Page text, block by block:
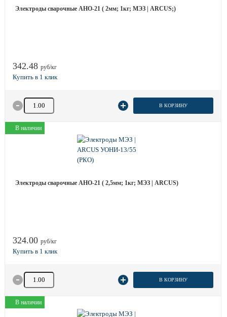
Электроды сварочные АНО-21 ( 2мм; 1кг; МЭЗ | ARCUS;)
342.48 руб/кг
Количество товара В КОРЗИНУ
В наличии
Электроды сварочные АНО-21 ( 2,5мм; 1кг; МЭЗ | ARCUS)
324.00 руб/кг
Количество товара В КОРЗИНУ
В наличии